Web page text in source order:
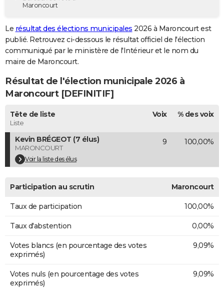
Destinations
City break
Voyage nature
Voyage de noces
Forum
GUIDES D'ACHAT
BONS PLANS
Carte de Noël
Carte Bonne année
Carte Saint-Valentin
Carte Pâques
Carte d'anniversaire
DICTIONNAIRE
Dictionnaire
Biographies
Citations
Expressions
Proverbes
PROGRAMME TV
COPAINS D'AVANT
S'inscrire
Se connecter
Lycées
Collèges
Primaires
Universités
Entreprises
Service militaire
Avis de recherche
AVIS DE DÉCÈS
Bricolage
Television
Maroncourt
Le résultat des élections municipales 2026 à Maroncourt est
publié. Retrouvez ci-dessous le résultat officiel de l'élection
communiqué par le ministère de l'Intérieur et le nom du
maire de Maroncourt.
Résultat de l'élection municipale 2026 à
Maroncourt [DEFINITIF]
Tête de liste
Liste
Voix % des voix
Kevin BRÉGEOT (7 élus)
MARONCOURT
Voir la liste des élus
9 100,00%
Participation au scrutin Maroncourt
Taux de participation 100,00%
Taux d'abstention 0,00%
Votes blancs (en pourcentage des votes
exprimés)
9,09%
Votes nuls (en pourcentage des votes
exprimés)
9,09%